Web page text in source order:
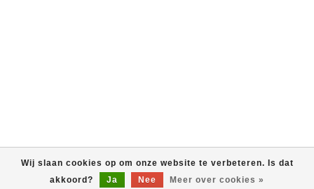
Wij slaan cookies op om onze website te verbeteren. Is dat
akkoord?
Ja Nee Meer over cookies »